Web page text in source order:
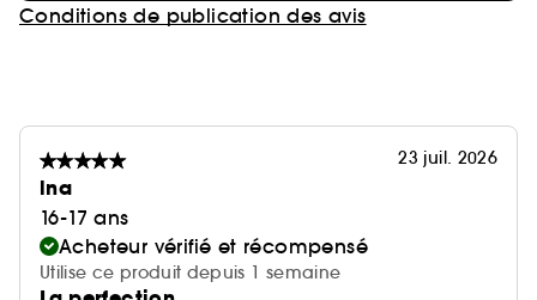
Conditions de publication des avis
23 juil. 2026
lna
16-17 ans
Acheteur vérifié et récompensé
Utilise ce produit depuis 1 semaine